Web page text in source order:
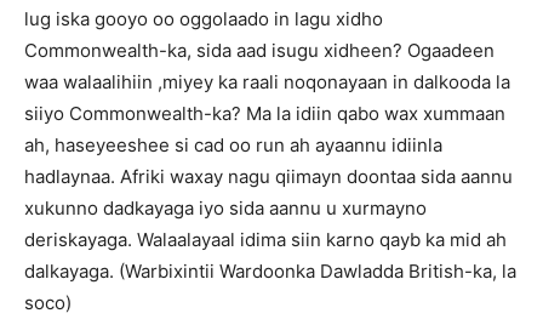
lug iska gooyo oo oggolaado in lagu xidho
Commonwealth-ka, sida aad isugu xidheen? Ogaadeen
waa walaalihiin ,miyey ka raali noqonayaan in dalkooda la
siiyo Commonwealth-ka? Ma la idiin qabo wax xummaan
ah, haseyeeshee si cad oo run ah ayaannu idiinla
hadlaynaa. Afriki waxay nagu qiimayn doontaa sida aannu
xukunno dadkayaga iyo sida aannu u xurmayno
deriskayaga. Walaalayaal idima siin karno qayb ka mid ah
dalkayaga. (Warbixintii Wardoonka Dawladda British-ka, la
soco)